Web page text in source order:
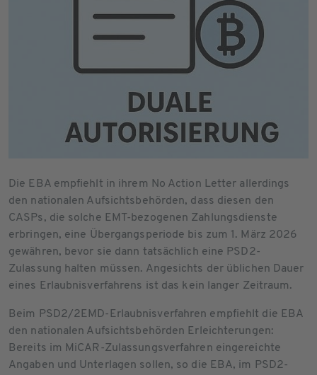
Die EBA empfiehlt in ihrem No Action Letter allerdings
den nationalen Aufsichtsbehörden, dass diesen den
CASPs, die solche EMT-bezogenen Zahlungsdienste
erbringen, eine Übergangsperiode bis zum 1. März 2026
gewähren, bevor sie dann tatsächlich eine PSD2-
Zulassung halten müssen. Angesichts der üblichen Dauer
eines Erlaubnisverfahrens ist das kein langer Zeitraum.
Beim PSD2/2EMD-Erlaubnisverfahren empfiehlt die EBA
den nationalen Aufsichtsbehörden Erleichterungen:
Bereits im MiCAR-Zulassungsverfahren eingereichte
Angaben und Unterlagen sollen, so die EBA, im PSD2-